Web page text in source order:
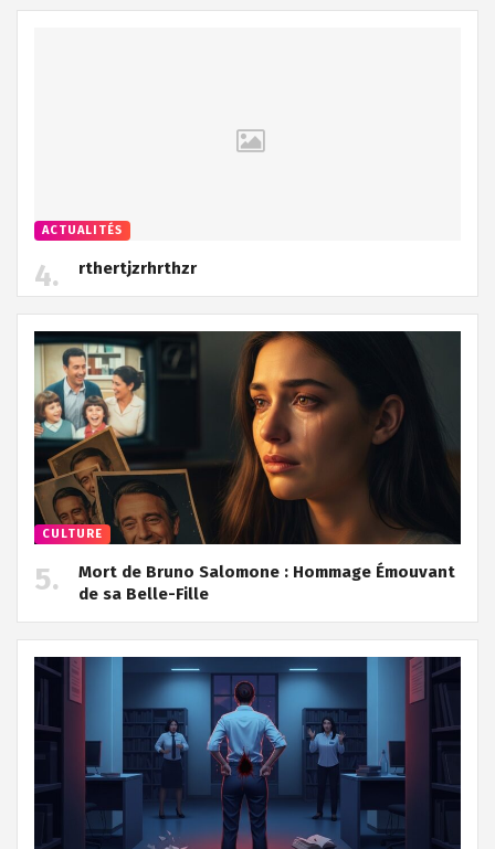
ACTUALITÉS
rthertjzrhrthzr
CULTURE
Mort de Bruno Salomone : Hommage Émouvant
de sa Belle-Fille